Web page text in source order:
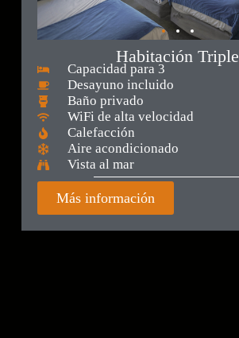
Habitación Triple
Capacidad para 3
Desayuno incluido
Baño privado
WiFi de alta velocidad
Calefacción
Aire acondicionado
Vista al mar
Más información